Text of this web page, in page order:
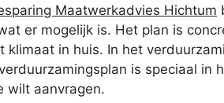
Maatwerkadvies Hichtum
er mogelijk is. Het plan is
in huis. In het
is speciaal in
wilt aanvragen.